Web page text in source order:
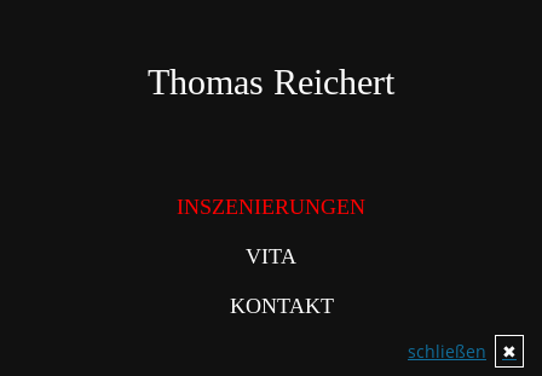
Thomas Reichert
INSZENIERUNGEN
VITA
KONTAKT
schließen ✖